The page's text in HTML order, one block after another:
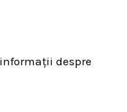
despre